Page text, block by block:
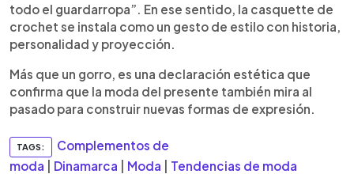
todo el guardarropa”. En ese sentido, la casquette de
crochet se instala como un gesto de estilo con historia,
personalidad y proyección.
Más que un gorro, es una declaración estética que
confirma que la moda del presente también mira al
pasado para construir nuevas formas de expresión.
TAGS:
Complementos de
moda
Dinamarca Moda Tendencias de moda